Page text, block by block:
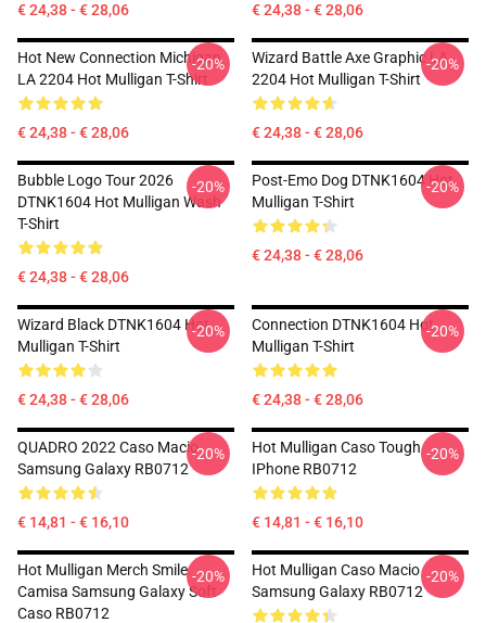
€ 24,38 - € 28,06 € 24,38 - € 28,06
Hot New Connection Michigan
LA 2204 Hot Mulligan T-Shirt
€ 24,38 - € 28,06
-20%
Wizard Battle Axe Graphic LA
2204 Hot Mulligan T-Shirt
€ 24,38 - € 28,06
-20%
Bubble Logo Tour 2026
DTNK1604 Hot Mulligan Wash
T-Shirt
€ 24,38 - € 28,06
-20%
Post-Emo Dog DTNK1604 Hot
Mulligan T-Shirt
€ 24,38 - € 28,06
-20%
Wizard Black DTNK1604 Hot
Mulligan T-Shirt
€ 24,38 - € 28,06
-20%
Connection DTNK1604 Hot
Mulligan T-Shirt
€ 24,38 - € 28,06
-20%
QUADRO 2022 Caso Macio
Samsung Galaxy RB0712
€ 14,81 - € 16,10
-20%
Hot Mulligan Caso Tough
IPhone RB0712
€ 14,81 - € 16,10
-20%
Hot Mulligan Merch Smile
Camisa Samsung Galaxy Soft
Caso RB0712
-20%
Hot Mulligan Caso Macio
Samsung Galaxy RB0712
-20%